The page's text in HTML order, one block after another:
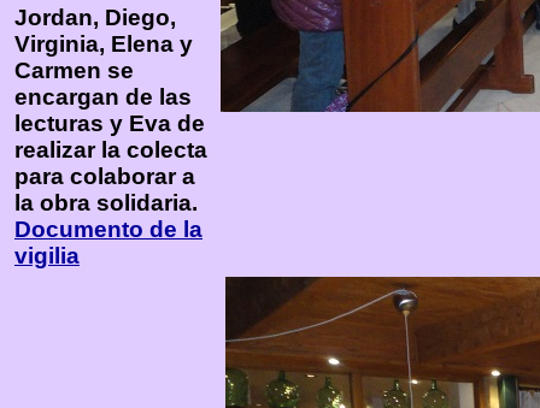
Jordan, Diego,
Virginia, Elena y
Carmen se
encargan de las
lecturas y Eva de
realizar la colecta
para colaborar a
la obra solidaria.
Documento de la
vigilia